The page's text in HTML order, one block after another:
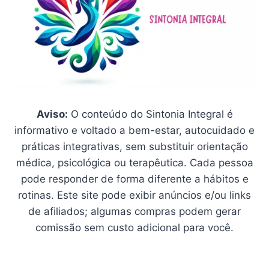
DIA
A
DIA
Aviso: O conteúdo do Sintonia Integral é
informativo e voltado a bem-estar, autocuidado e
práticas integrativas, sem substituir orientação
médica, psicológica ou terapêutica. Cada pessoa
pode responder de forma diferente a hábitos e
rotinas. Este site pode exibir anúncios e/ou links
de afiliados; algumas compras podem gerar
comissão sem custo adicional para você.